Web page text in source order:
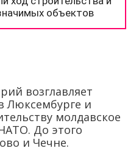
возглавляет
Люксембурге и
молдавское
До этого
и Чечне.